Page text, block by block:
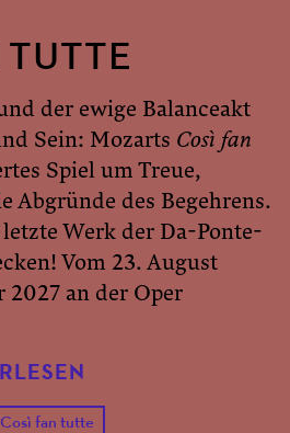
der ewige Balanceakt
Sein: Mozarts Così fan
Spiel um Treue,
Abgründe des Begehrens.
Werk der Da-Ponte-
Vom 23. August
2027 an der Oper
Così fan tutte